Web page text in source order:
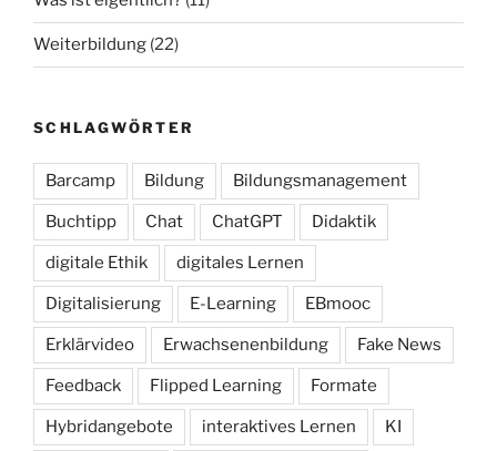
Weiterbildung (22)
SCHLAGWÖRTER
Barcamp Bildung Bildungsmanagement
Buchtipp Chat ChatGPT Didaktik
digitale Ethik digitales Lernen
Digitalisierung E-Learning EBmooc
Erklärvideo Erwachsenenbildung Fake News
Feedback Flipped Learning Formate
Hybridangebote interaktives Lernen KI